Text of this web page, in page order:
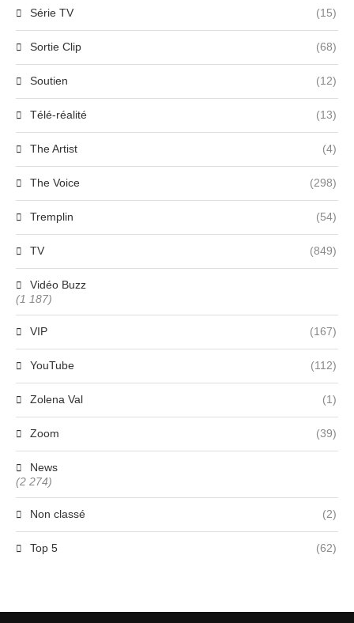
Série TV (15)
Sortie Clip (68)
Soutien (12)
Télé-réalité (13)
The Artist (4)
The Voice (298)
Tremplin (54)
TV (849)
Vidéo Buzz
(1 187)
VIP (167)
YouTube (112)
Zolena Val (1)
Zoom (39)
News
(2 274)
Non classé (2)
Top 5 (62)